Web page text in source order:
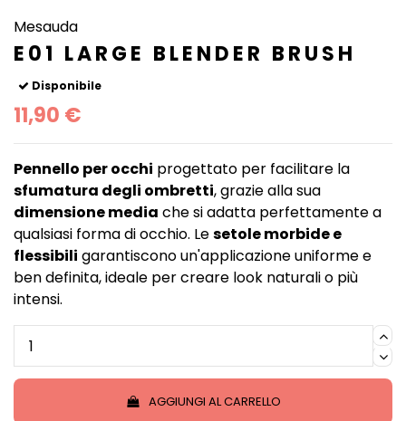
Mesauda
E01 LARGE BLENDER BRUSH
Disponibile
11,90 €
Pennello per occhi progettato per facilitare la
sfumatura degli ombretti, grazie alla sua
dimensione media che si adatta perfettamente a
qualsiasi forma di occhio. Lesetole morbide e
flessibili garantiscono un'applicazione uniforme e
ben definita, ideale per creare look naturali o più
intensi.
AGGIUNGI AL CARRELLO